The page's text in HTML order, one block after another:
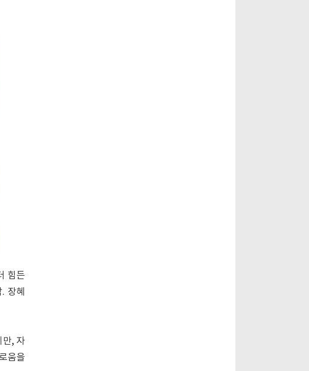
힘든
장혜
만, 자
움을